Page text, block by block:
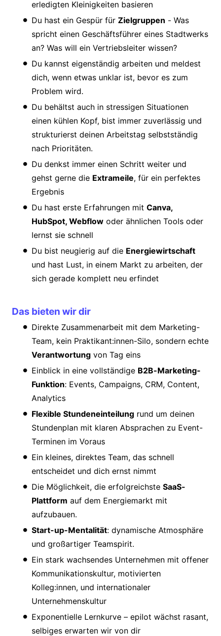
erledigten Kleinigkeiten basieren
Du hast ein Gespür für Zielgruppen - Was
spricht einen Geschäftsführer eines Stadtwerks
an? Was will ein Vertriebsleiter wissen?
Du kannst eigenständig arbeiten und meldest
dich, wenn etwas unklar ist, bevor es zum
Problem wird.
Du behältst auch in stressigen Situationen
einen kühlen Kopf, bist immer zuverlässig und
strukturierst deinen Arbeitstag selbstständig
nach Prioritäten.
Du denkst immer einen Schritt weiter und
gehst gerne die Extrameile, für ein perfektes
Ergebnis
Du hast erste Erfahrungen mit Canva,
HubSpot, Webflow oder ähnlichen Tools oder
lernst sie schnell
Du bist neugierig auf die Energiewirtschaft
und hast Lust, in einem Markt zu arbeiten, der
sich gerade komplett neu erfindet
Das bieten wir dir
Direkte Zusammenarbeit mit dem Marketing-
Team, kein Praktikant:innen-Silo, sondern echte
Verantwortung von Tag eins
Einblick in eine vollständige B2B-Marketing-
Funktion: Events, Campaigns, CRM, Content,
Analytics
Flexible Stundeneinteilung rund um deinen
Stundenplan mit klaren Absprachen zu Event-
Terminen im Voraus
Ein kleines, direktes Team, das schnell
entscheidet und dich ernst nimmt
Die Möglichkeit, die erfolgreichste SaaS-
Plattform auf dem Energiemarkt mit
aufzubauen.
Start-up-Mentalität: dynamische Atmosphäre
und großartiger Teamspirit.
Ein stark wachsendes Unternehmen mit offener
Kommunikationskultur, motivierten
Kolleg:innen, und internationaler
Unternehmenskultur
Exponentielle Lernkurve – epilot wächst rasant,
selbiges erwarten wir von dir